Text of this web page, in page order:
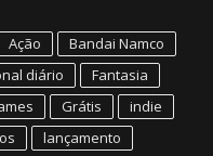
Ação
Bandai Namco
diário
Fantasia
Grátis
indie
lançamento